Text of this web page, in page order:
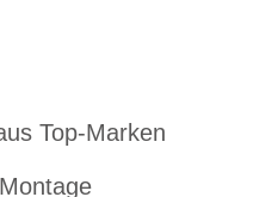
Top-Marken